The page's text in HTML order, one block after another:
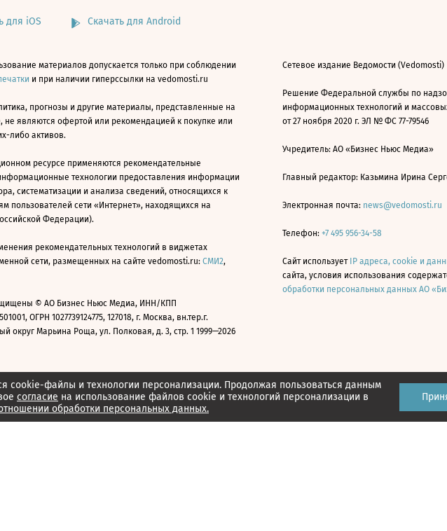
cookie-файлы и технологии персонализации. Продолжая пользоваться данным
согласие на использование файлов cookie и технологий персонализации в
обработки персональных данных.
для iOS Скачать для Android
материалов допускается только при соблюдении
и при наличии гиперссылки на vedomosti.ru
прогнозы и другие материалы, представленные на
не являются офертой или рекомендацией к покупке или
либо активов.
ресурсе применяются рекомендательные
технологии предоставления информации
систематизации и анализа сведений, относящихся к
пользователей сети «Интернет», находящихся на
Федерации).
рекомендательных технологий в виджетах
сети, размещенных на сайте vedomosti.ru: СМИ2,
© АО Бизнес Ньюс Медиа, ИНН/КПП
ОГРН 1027739124775, 127018, г. Москва, вн.тер.г.
округ Марьина Роща, ул. Полковая, д. 3, стр. 1 1999—2026
Сетевое издание Ведомости (Vedomosti)
Решение Федеральной службы по
информационных технологий и
от 27 ноября 2020 г. ЭЛ № ФС 77-79546
Учредитель: АО «Бизнес Ньюс Медиа»
Главный редактор: Казьмина Ирина
Электронная почта: news@vedomosti.ru
Телефон: +7 495 956-34-58
Сайт использует IP адреса, cookie и
сайта, условия использования
обработки персональных данных АО